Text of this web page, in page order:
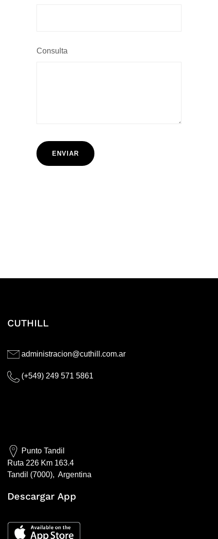
Consulta
CUTHILL
administracion@cuthill.com.ar
(+549) 249 571 5861
Punto Tandil
Ruta 226 Km 163.4
Tandil (7000), Argentina
Descargar App